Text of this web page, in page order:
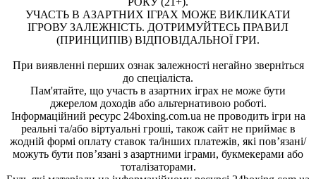
УЧАСТЬ В АЗАРТНИХ ІГРАХ МОЖЕ ВИКЛИКАТИ
ІГРОВУ ЗАЛЕЖНІСТЬ. ДОТРИМУЙТЕСЬ ПРАВИЛ
(ПРИНЦИПІВ) ВІДПОВІДАЛЬНОЇ ГРИ.
При виявленні перших ознак залежності негайно зверніться
до спеціаліста.
Пам'ятайте, що участь в азартних іграх не може бути
джерелом доходів або альтернативою роботі.
Інформаційний ресурс 24boxing.com.ua не проводить ігри на
реальні та/або віртуальні гроші, також сайт не приймає в
жодній формі оплату ставок та/інших платежів, які пов’язані/
можуть бути пов’язані з азартними іграми, букмекерами або
тоталізаторами.